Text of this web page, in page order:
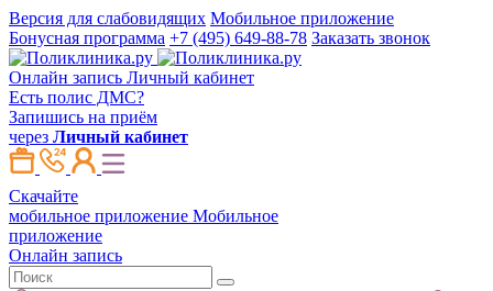
Версия для слабовидящих Мобильное приложение
Бонусная программа +7 (495) 649-88-78 Заказать звонок
Онлайн запись Личный кабинет
Есть полис ДМС?
Запишись на приём
через Личный кабинет
Скачайте
мобильное приложение Мобильное
приложение
Онлайн запись